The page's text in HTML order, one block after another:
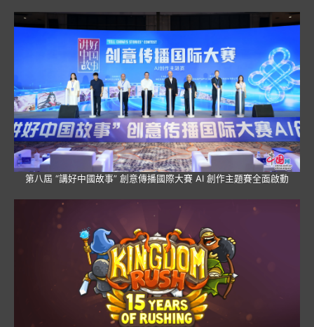
第八屆 “講好中國故事” 創意傳播國際大賽 AI 創作主題賽全面啟動